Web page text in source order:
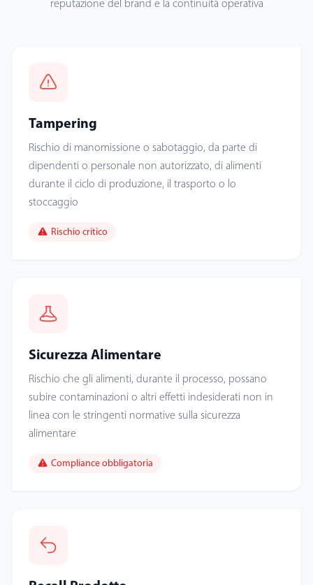
reputazione del brand e la continuità operativa
Tampering
Rischio di manomissione o sabotaggio, da parte di
dipendenti o personale non autorizzato, di alimenti
durante il ciclo di produzione, il trasporto o lo
stoccaggio
Rischio critico
Sicurezza Alimentare
Rischio che gli alimenti, durante il processo, possano
subire contaminazioni o altri effetti indesiderati non in
linea con le stringenti normative sulla sicurezza
alimentare
Compliance obbligatoria